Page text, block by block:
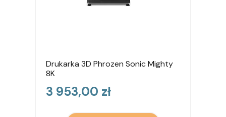
Drukarka 3D Phrozen Sonic Mighty
8K
Cena
3 953,00 zł